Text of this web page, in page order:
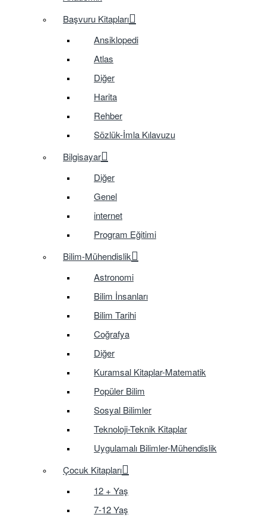
Başvuru Kitapları
Ansiklopedi
Atlas
Diğer
Harita
Rehber
Sözlük-İmla Kılavuzu
Bilgisayar
Diğer
Genel
internet
Program Eğitimi
Bilim-Mühendislik
Astronomi
Bilim İnsanları
Bilim Tarihi
Coğrafya
Diğer
Kuramsal Kitaplar-Matematik
Popüler Bilim
Sosyal Bilimler
Teknoloji-Teknik Kitaplar
Uygulamalı Bilimler-Mühendislik
Çocuk Kitapları
12 + Yaş
7-12 Yaş